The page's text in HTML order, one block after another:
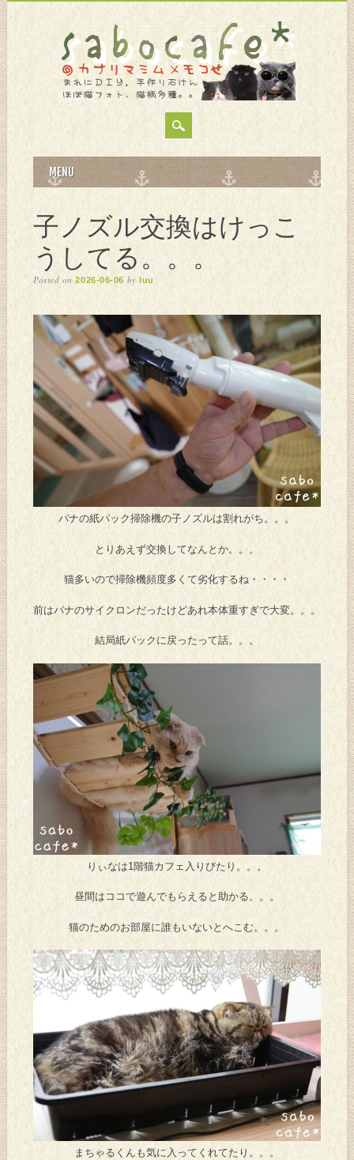
MAIN MENU
to
content
MENU
子ノズル交換はけっこ
うしてる。。。
Posted on2026-06-06 byluu
パナの紙パック掃除機の子ノズルは割れがち。。。
とりあえず交換してなんとか。。。
猫多いので掃除機頻度多くて劣化するね・・・・
前はパナのサイクロンだったけどあれ本体重すぎで大変。。。
結局紙パックに戻ったって話。。。
りぃなは1階猫カフェ入りびたり。。。
昼間はココで遊んでもらえると助かる。。。
猫のためのお部屋に誰もいないとへこむ。。。
まちゃるくんも気に入ってくれてたり。。。